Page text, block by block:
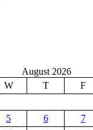
August 2026
W T F
5 6 7